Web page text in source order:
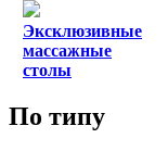
Эксклюзивные
массажные
столы
По типу